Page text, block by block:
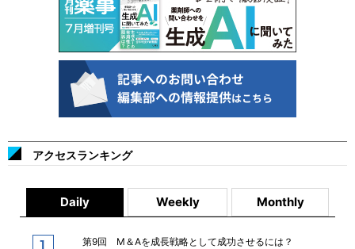
アクセスランキング
Daily Weekly Monthly
第9回 M＆Aを成長戦略として成功させるには？